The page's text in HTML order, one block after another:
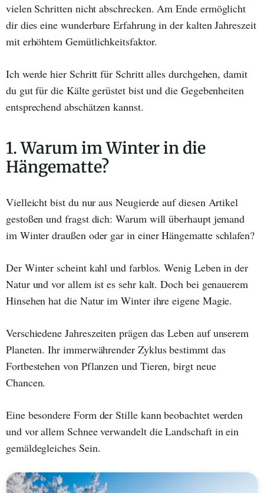
vielen Schritten nicht abschrecken. Am Ende ermöglicht
dir dies eine wunderbare Erfahrung in der kalten Jahreszeit
mit erhöhtem Gemütlichkeitsfaktor.
Ich werde hier Schritt für Schritt alles durchgehen, damit
du gut für die Kälte gerüstet bist und die Gegebenheiten
entsprechend abschätzen kannst.
1. Warum im Winter in die
Hängematte?
Vielleicht bist du nur aus Neugierde auf diesen Artikel
gestoßen und fragst dich: Warum will überhaupt jemand
im Winter draußen oder gar in einer Hängematte schlafen?
Der Winter scheint kahl und farblos. Wenig Leben in der
Natur und vor allem ist es sehr kalt. Doch bei genauerem
Hinsehen hat die Natur im Winter ihre eigene Magie.
Verschiedene Jahreszeiten prägen das Leben auf unserem
Planeten. Ihr immerwährender Zyklus bestimmt das
Fortbestehen von Pflanzen und Tieren, birgt neue
Chancen.
Eine besondere Form der Stille kann beobachtet werden
und vor allem Schnee verwandelt die Landschaft in ein
gemäldegleiches Sein.